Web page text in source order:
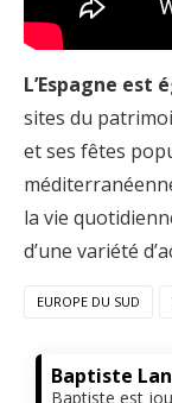
L’Espagne
sites du
et ses fêtes
la vie
d’une variété
EUROPE DU SUD
Baptiste
Baptiste est